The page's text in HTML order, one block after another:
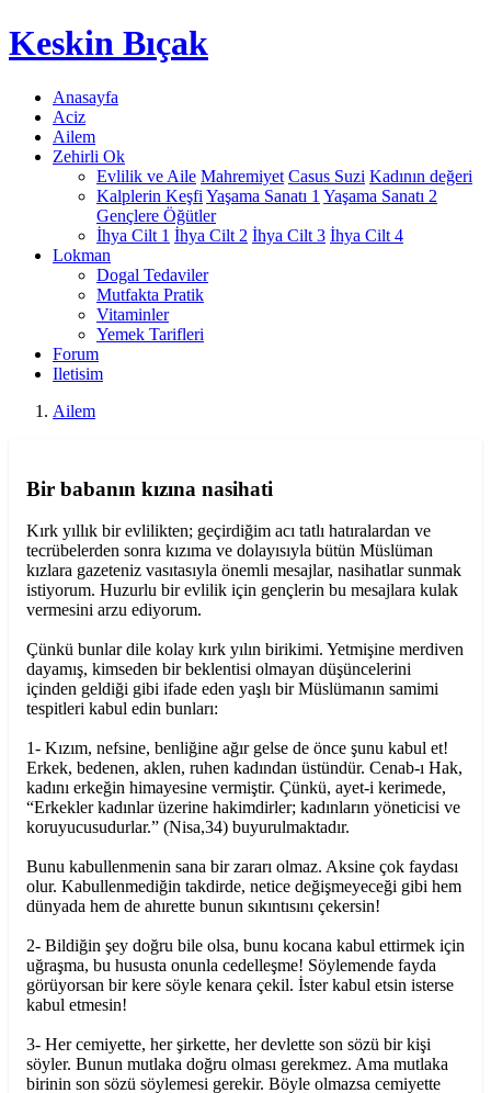
Keskin Bıçak
Anasayfa
Aciz
Ailem
Zehirli Ok
Evlilik ve Aile Mahremiyet Casus Suzi Kadının değeri
Kalplerin Keşfi Yaşama Sanatı 1 Yaşama Sanatı 2
Gençlere Öğütler
İhya Cilt 1 İhya Cilt 2 İhya Cilt 3 İhya Cilt 4
Lokman
Dogal Tedaviler
Mutfakta Pratik
Vitaminler
Yemek Tarifleri
Forum
Iletisim
Ailem
Bir babanın kızına nasihati
Kırk yıllık bir evlilikten; geçirdiğim acı tatlı hatıralardan ve
tecrübelerden sonra kızıma ve dolayısıyla bütün Müslüman
kızlara gazeteniz vasıtasıyla önemli mesajlar, nasihatlar sunmak
istiyorum. Huzurlu bir evlilik için gençlerin bu mesajlara kulak
vermesini arzu ediyorum.
Çünkü bunlar dile kolay kırk yılın birikimi. Yetmişine merdiven
dayamış, kimseden bir beklentisi olmayan düşüncelerini
içinden geldiği gibi ifade eden yaşlı bir Müslümanın samimi
tespitleri kabul edin bunları:
1- Kızım, nefsine, benliğine ağır gelse de önce şunu kabul et!
Erkek, bedenen, aklen, ruhen kadından üstündür. Cenab-ı Hak,
kadını erkeğin himayesine vermiştir. Çünkü, ayet-i kerimede,
“Erkekler kadınlar üzerine hakimdirler; kadınların yöneticisi ve
koruyucusudurlar.” (Nisa,34) buyurulmaktadır.
Bunu kabullenmenin sana bir zararı olmaz. Aksine çok faydası
olur. Kabullenmediğin takdirde, netice değişmeyeceği gibi hem
dünyada hem de ahırette bunun sıkıntısını çekersin!
2- Bildiğin şey doğru bile olsa, bunu kocana kabul ettirmek için
uğraşma, bu hususta onunla cedelleşme! Söylemende fayda
görüyorsan bir kere söyle kenara çekil. İster kabul etsin isterse
kabul etmesin!
3- Her cemiyette, her şirkette, her devlette son sözü bir kişi
söyler. Bunun mutlaka doğru olması gerekmez. Ama mutlaka
birinin son sözü söylemesi gerekir. Böyle olmazsa cemiyette